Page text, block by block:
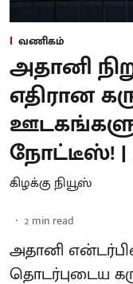
வணிகம்
அதானி
எதிரான
நோட்டீஸ்! |
கிழக்கு நியூஸ்
2 min read
அதானி
தொடர்புடைய